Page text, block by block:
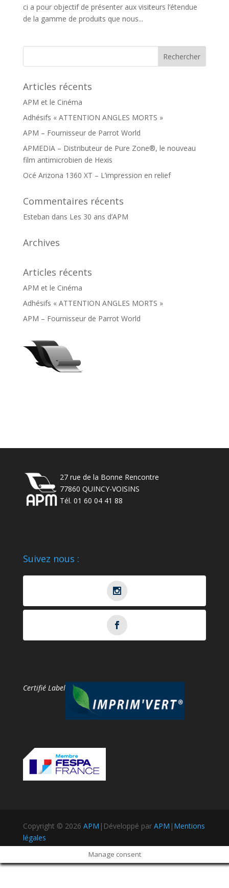
ci a pour objectif de présenter aux visiteurs l’étendue
de la gamme de produits que nous...
Articles récents
APM et le Cinéma
Adhésifs « ATTENTION ANGLES MORTS »
APM – Fournisseur de Parrot World
APMEDIA – Distributeur de Pure Zone®, le nouveau
film antimicrobien de Hexis
Océ Arizona 1360 XT – L’impression en relief
Commentaires récents
Esteban dans Les 30 ans d’APM
Archives
Articles récents
APM et le Cinéma
Adhésifs « ATTENTION ANGLES MORTS »
APM – Fournisseur de Parrot World
27 rue de la Bonne Rencontre
77860 QUINCY-VOISINS
Tél. 01 60 04 41 88
Suivez nous :
Certifié Label
Copyright © 2026 APM | Développé par APM | Mentions
légales
Manage consent